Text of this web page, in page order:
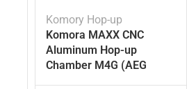
Komory Hop-up
Komora MAXX CNC
Aluminum Hop-up
Chamber M4G (AEG